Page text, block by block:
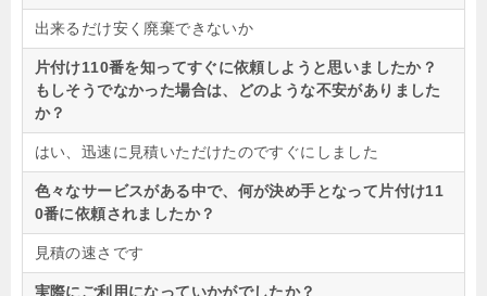
出来るだけ安く廃棄できないか
片付け110番を知ってすぐに依頼しようと思いましたか？
もしそうでなかった場合は、どのような不安がありました
か？
はい、迅速に見積いただけたのですぐにしました
色々なサービスがある中で、何が決め手となって片付け11
0番に依頼されましたか？
見積の速さです
実際にご利用になっていかがでしたか？